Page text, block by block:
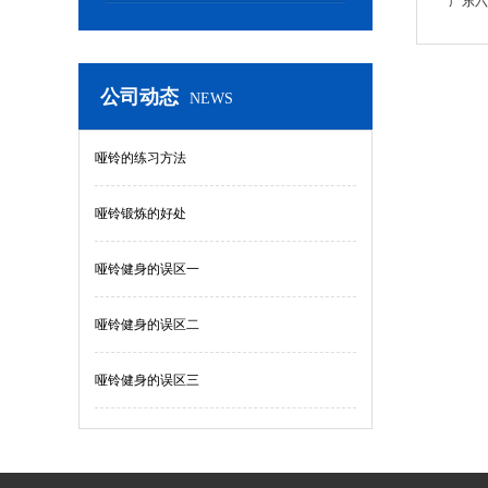
公司动态 NEWS
哑铃的练习方法
哑铃锻炼的好处
哑铃健身的误区一
哑铃健身的误区二
哑铃健身的误区三